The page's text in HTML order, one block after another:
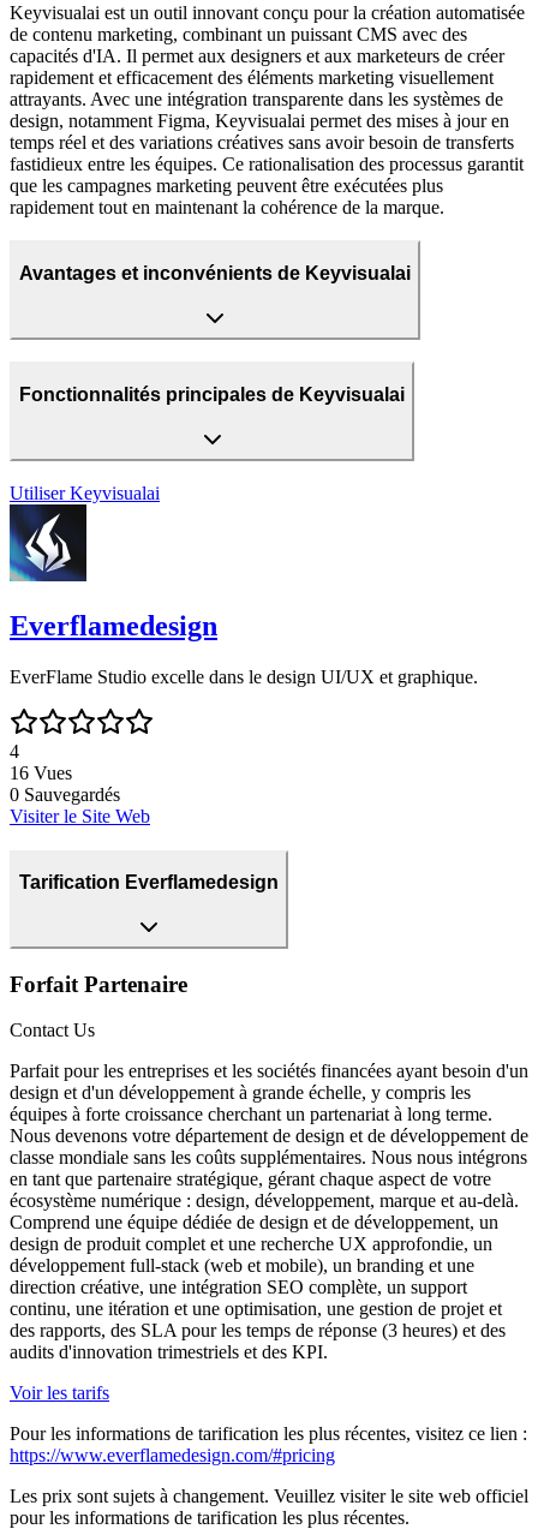
Keyvisualai est un outil innovant conçu pour la création automatisée
de contenu marketing, combinant un puissant CMS avec des
capacités d'IA. Il permet aux designers et aux marketeurs de créer
rapidement et efficacement des éléments marketing visuellement
attrayants. Avec une intégration transparente dans les systèmes de
design, notamment Figma, Keyvisualai permet des mises à jour en
temps réel et des variations créatives sans avoir besoin de transferts
fastidieux entre les équipes. Ce rationalisation des processus garantit
que les campagnes marketing peuvent être exécutées plus
rapidement tout en maintenant la cohérence de la marque.
Avantages et inconvénients de Keyvisualai
Fonctionnalités principales de Keyvisualai
Utiliser Keyvisualai
Everflamedesign
EverFlame Studio excelle dans le design UI/UX et graphique.
4
16 Vues
0 Sauvegardés
Visiter le Site Web
Tarification Everflamedesign
Forfait Partenaire
Contact Us
Parfait pour les entreprises et les sociétés financées ayant besoin d'un
design et d'un développement à grande échelle, y compris les
équipes à forte croissance cherchant un partenariat à long terme.
Nous devenons votre département de design et de développement de
classe mondiale sans les coûts supplémentaires. Nous nous intégrons
en tant que partenaire stratégique, gérant chaque aspect de votre
écosystème numérique : design, développement, marque et au-delà.
Comprend une équipe dédiée de design et de développement, un
design de produit complet et une recherche UX approfondie, un
développement full-stack (web et mobile), un branding et une
direction créative, une intégration SEO complète, un support
continu, une itération et une optimisation, une gestion de projet et
des rapports, des SLA pour les temps de réponse (3 heures) et des
audits d'innovation trimestriels et des KPI.
Voir les tarifs
Pour les informations de tarification les plus récentes, visitez ce lien :
https://www.everflamedesign.com/#pricing
Les prix sont sujets à changement. Veuillez visiter le site web officiel
pour les informations de tarification les plus récentes.